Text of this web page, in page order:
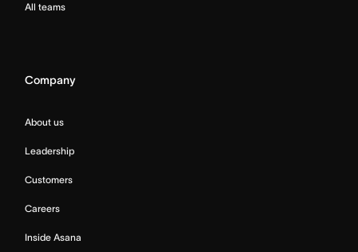
All teams
Company
About us
Leadership
Customers
Careers
Inside Asana